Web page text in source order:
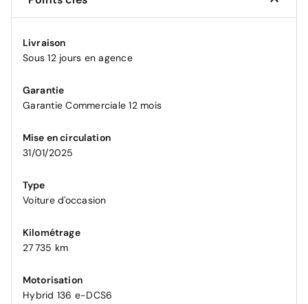
Livraison
Sous 12 jours en agence
Garantie
Garantie Commerciale 12 mois
Mise en circulation
31/01/2025
Type
Voiture d'occasion
Kilométrage
27 735 km
Motorisation
Hybrid 136 e-DCS6